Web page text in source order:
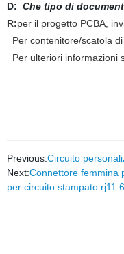
D: Che tipo di
R:per il progetto PCBA,
Per contenitore/scatola
Per ulteriori informazioni
Previous:Circuito
Next:Connettore femmina
per circuito stampato rj11